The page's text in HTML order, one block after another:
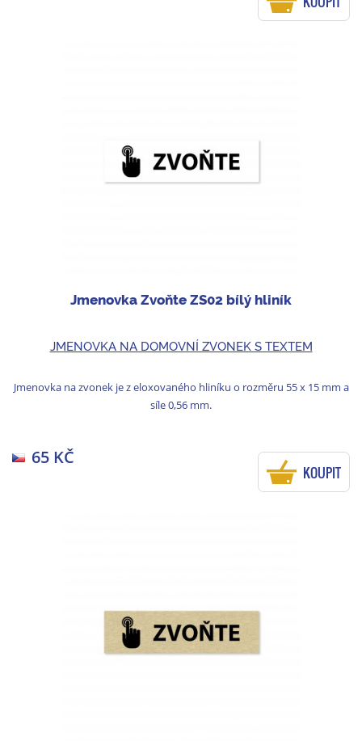
Jmenovka Zvoňte ZS02 bílý hliník
JMENOVKA NA DOMOVNÍ ZVONEK S TEXTEM
Jmenovka na zvonek je z eloxovaného hliníku o rozměru 55 x 15 mm a
síle 0,56 mm.
65 KČ
KOUPIT